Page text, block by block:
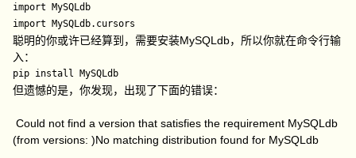
import MySQLdb
import MySQLdb.cursors
聪明的你或许已经算到，需要安装MySQLdb，所以你就在命令行输
入：
pip install MySQLdb
但遗憾的是，你发现，出现了下面的错误：
Could not find a version that satisfies the requirement MySQLdb
(from versions: )No matching distribution found for MySQLdb